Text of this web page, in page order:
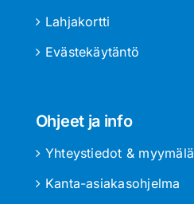
Lahjakortti
Evästekäytäntö
Ohjeet ja info
Yhteystiedot & myymälä
Kanta-asiakasohjelma